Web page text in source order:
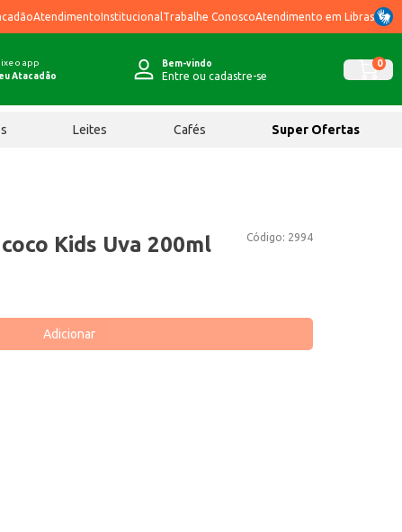
AtendimentoInstitucional Trabalhe ConoscoAtendimento em Libras
o app
Atacadão
Bem-vindo
Entre ou cadastre-se
0
Leites Cafés Super Ofertas
Código: 2994
Kids Uva 200ml
Adicionar